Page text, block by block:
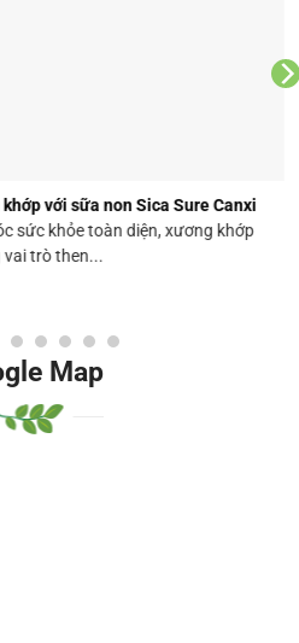
với sữa non Sica Sure Canxi
sức khỏe toàn diện, xương khớp
vai trò then...
Map